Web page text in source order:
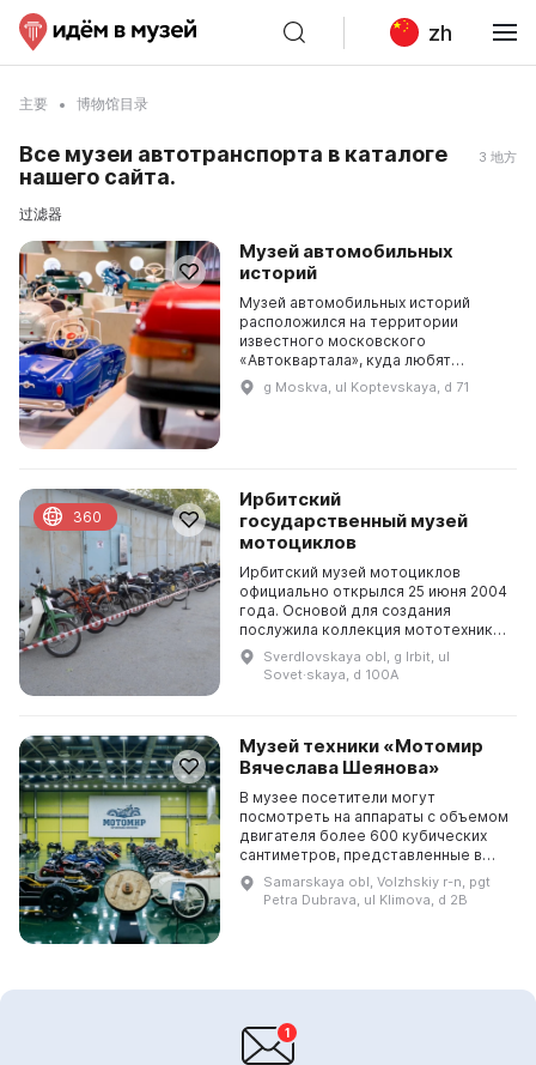
zh
主要 博物馆目录
Все музеи автотранспорта в каталоге
нашего сайта.
3 地方
过滤器
Музей автомобильных
историй
Музей автомобильных историй
расположился на территории
известного московского
«Автоквартала», куда любят
собираться автомобильные
энтузиасты и любители красивых
g Moskva, ul Koptevskaya, d 71
Ирбитский
государственный музей
мотоциклов
Ирбитский музей мотоциклов
официально открылся 25 июня 2004
года. Основой для создания
послужила коллекция мототехники
Ирбитского мотоциклетного
завода, собранная в отделе
главного конструктора за 60 ...
Sverdlovskaya obl, g Irbit, ul
Sovet·skaya, d 100A
360
Музей техники «Мотомир
Вячеслава Шеянова»
В музее посетители могут
посмотреть на аппараты с объемом
двигателя более 600 кубических
сантиметров, представленные в
восстановленном ходовом
состоянии. Всего их 104 штуки,
распределенные по 5 группа...
Samarskaya obl, Volzhskiy r-n, pgt
Petra Dubrava, ul Klimova, d 2B